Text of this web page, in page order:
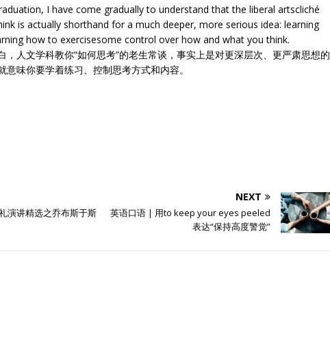
I have come gradually to understand that the liberal artscliché
is actually shorthand for a much deeper, more serious idea: learning
how to exercisesome control over how and what you think.
，人文学科教你“如何思考”的老生常谈，事实上是对更深层次、更严肃思想的
味你要学着练习、控制思考方式和内容。
演讲精选之乔布斯于斯
NEXT
英语口语 | 用to keep your eyes peeled
表达“保持高度警觉”